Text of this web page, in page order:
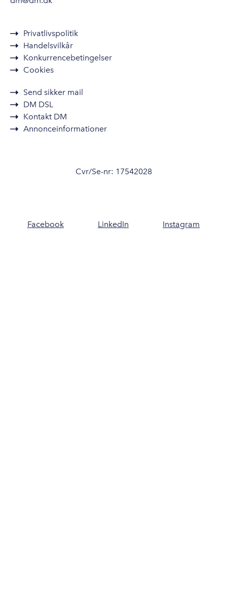
Privatlivspolitik
Handelsvilkår
Konkurrencebetingelser
Cookies
Send sikker mail
DM DSL
Kontakt DM
Annonceinformationer
Cvr/Se-nr: 17542028
Facebook LinkedIn Instagram